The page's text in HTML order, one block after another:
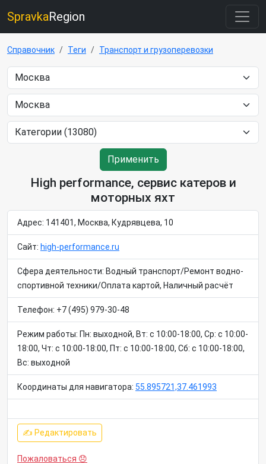
SpravkaRegion
Справочник Теги Транспорт и грузоперевозки
Применить
High performance, сервис катеров и
моторных яхт
Адрес: 141401, Москва, Кудрявцева, 10
Сайт: high-performance.ru
Сфера деятельности: Водный транспорт/Ремонт водно-
спортивной техники/Оплата картой, Наличный расчёт
Телефон: +7 (495) 979-30-48
Режим работы: Пн: выходной, Вт: c 10:00-18:00, Ср: c 10:00-
18:00, Чт: c 10:00-18:00, Пт: c 10:00-18:00, Сб: c 10:00-18:00,
Вс: выходной
Координаты для навигатора: 55.895721,37.461993
✍ Редактировать
Пожаловаться 😞